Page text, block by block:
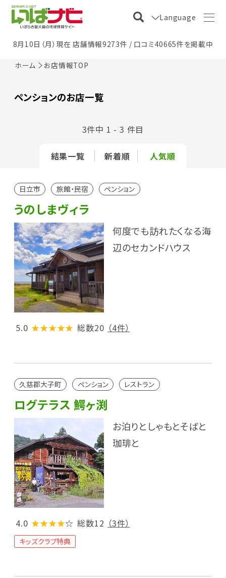
Language
8月10日（月）現在 店舗情報9273件 / 口コミ40665件を掲載中
ホーム お店情報TOP
ペンションのお店一覧
結果一覧 新着順 人気順
3件中 1 - 3 件目
日立市 旅館・民宿 ペンション
うのしまヴィラ
何度でも訪れたくなる海
辺のセカンドハウス
5.0 ★★★★★ 総数20 （4件）
久慈郡大子町 ペンション レストラン
ログテラス 鰐ヶ渕
お泊りとしゃもとそばと
珈琲と
4.0 ★★★★☆ 総数12 （3件）
キッズクラブ特典